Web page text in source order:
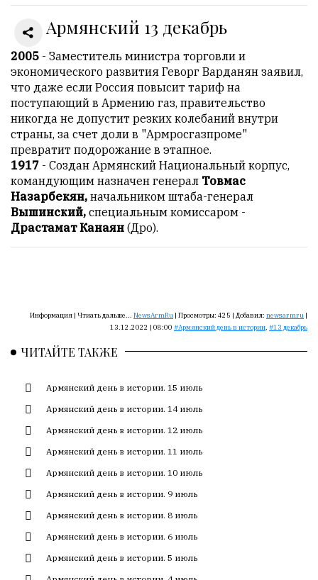
1
Гостей:
Пользователей:
0
НАШИ
ПРАВИЛА
Тонкие
материалы
для
независимо
мыслящих.
большим
с
Редакция
не
лезет
тексты,
не
кромсает
не
искажает
Армянский 13 декабрь
2005 - Заместитель министра торговли и
экономического развития Геворг Варданян заявил,
что даже если Россия повысит тариф на
поступающий в Армению газ, правительство
никогда не допустит резких колебаний внутри
страны, за счет доли в "Армросгазпроме"
превратит подорожание в этапное.
1917 - Создан Армянский Национальный корпус,
командующим назначен генерал Товмас
Назарбекян, начальником штаба-генерал
Вышинский, специальным комиссаром -
Драстамат Канаян (Дро).
Информация | Чтиать дальше... NewsArmRu | Просмотры: 425 | Добавил: newsarmru |
13.12.2022 | 08:00
Армянский день в истории, 13 декабрь
ЧИТАЙТЕ ТАКЖЕ
Армянский день в истории. 15 июль
Армянский день в истории. 14 июль
Армянский день в истории. 12 июль
Армянский день в истории. 11 июль
Армянский день в истории. 10 июль
Армянский день в истории. 9 июль
Армянский день в истории. 8 июль
Армянский день в истории. 6 июль
Армянский день в истории. 5 июль